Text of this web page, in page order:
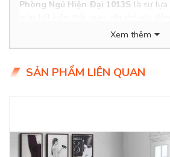
Phòng Ngủ Hiện Đại 1013S là sự lựa
hài hòa với tổng thể, chắc chắn sẽ
Product Info
Kích thước:
Chất liệu:
Delivery Free: Miễn Phí Giao Hàng Nội
Hoà, TDM Bình Dương
Xem thêm
SẢN PHẨM LIÊN QUAN